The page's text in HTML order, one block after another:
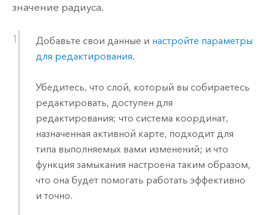
значение радиуса.
Добавьте свои данные и настройте параметры
для редактирования.
Убедитесь, что слой, который вы собираетесь
редактировать, доступен для
редактирования; что система координат,
назначенная активной карте, подходит для
типа выполняемых вами изменений; и что
функция замыкания настроена таким образом,
что она будет помогать работать эффективно
и точно.